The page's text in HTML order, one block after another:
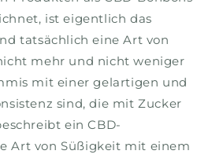
ist eigentlich das
tatsächlich eine Art von
mehr und nicht weniger
mit einer gelartigen und
sind, die mit Zucker
ein CBD-
Art von Süßigkeit mit einem